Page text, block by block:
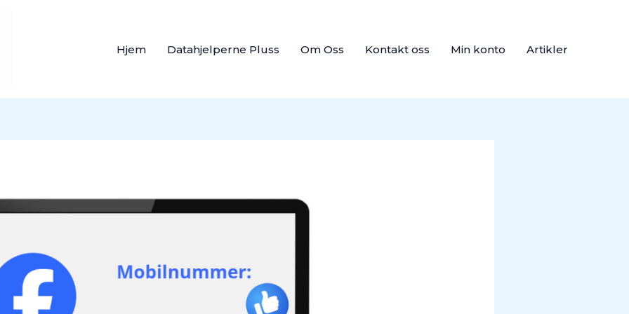
Hjem Datahjelperne Pluss Om Oss Kontakt oss Min konto Artikler